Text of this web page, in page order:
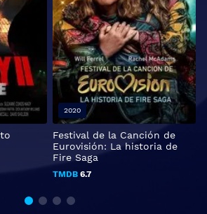
Festival de la Canción de
Eurovisión: La historia de
Fire Saga
TMDB 6.7
2020